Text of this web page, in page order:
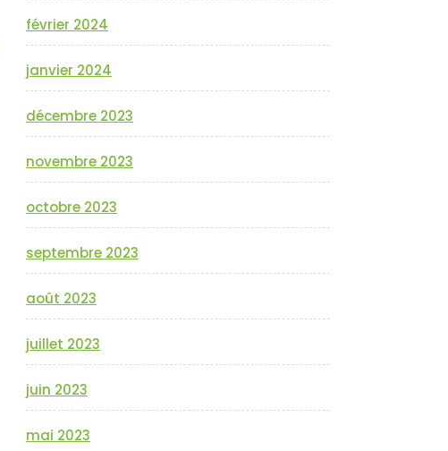
février 2024
janvier 2024
décembre 2023
novembre 2023
octobre 2023
septembre 2023
août 2023
juillet 2023
juin 2023
mai 2023